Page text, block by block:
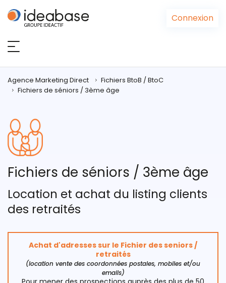
Connexion
Agence Marketing Direct
Fichiers BtoB / BtoC
Fichiers de séniors / 3ème âge
Fichiers de séniors / 3ème âge
Location et achat du listing clients
des retraités
Achat d'adresses sur le Fichier des seniors /
retraités
(location vente des coordonnées postales, mobiles et/ou
emails)